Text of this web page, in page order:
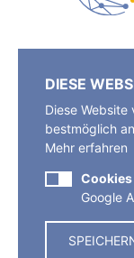
65549
Tel.:
E-Mail:
DIESE
Diese
bestmöglich
Mehr erfahren
Google